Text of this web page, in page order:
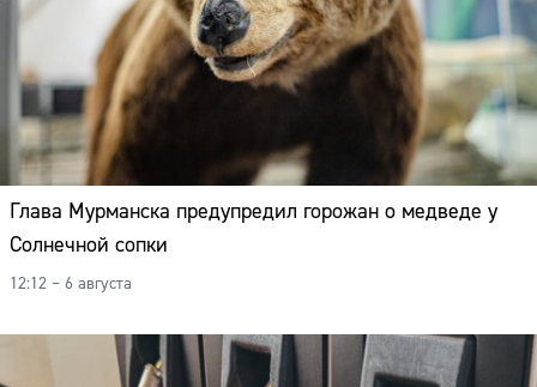
Глава Мурманска предупредил горожан о медведе у
Солнечной сопки
12:12 – 6 августа